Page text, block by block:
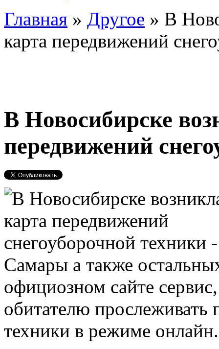
Главная » Другое » В
карта передвижений
В Новосибирске
передвижений
Самары а также
официозном сайте
обитателю прослеживать
техники в режиме онлайн.